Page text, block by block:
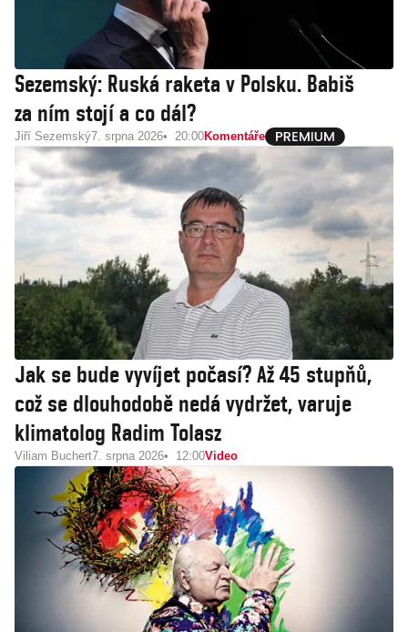
Sezemský: Ruská raketa v Polsku. Babiš
za ním stojí a co dál?
Jiří Sezemský7. srpna 2026 20:00Komentáře
Jak se bude vyvíjet počasí? Až 45 stupňů,
což se dlouhodobě nedá vydržet, varuje
klimatolog Radim Tolasz
Viliam Buchert7. srpna 2026 12:00Video